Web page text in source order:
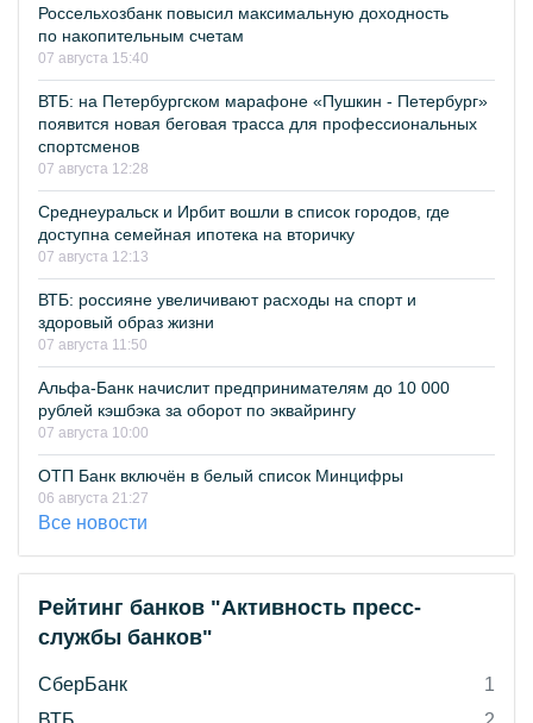
Россельхозбанк повысил максимальную доходность
по накопительным счетам
07 августа 15:40
ВТБ: на Петербургском марафоне «Пушкин - Петербург»
появится новая беговая трасса для профессиональных
спортсменов
07 августа 12:28
Среднеуральск и Ирбит вошли в список городов, где
доступна семейная ипотека на вторичку
07 августа 12:13
ВТБ: россияне увеличивают расходы на спорт и
здоровый образ жизни
07 августа 11:50
Альфа-Банк начислит предпринимателям до 10 000
рублей кэшбэка за оборот по эквайрингу
07 августа 10:00
ОТП Банк включён в белый список Минцифры
06 августа 21:27
Все новости
Рейтинг банков "Активность пресс-
службы банков"
СберБанк
1